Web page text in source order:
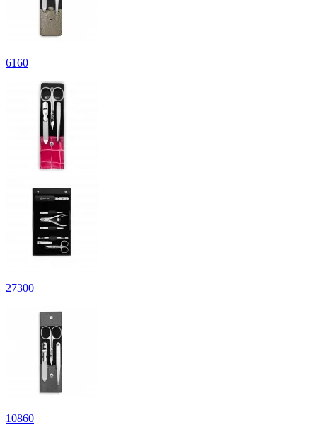
6160
27300
10860